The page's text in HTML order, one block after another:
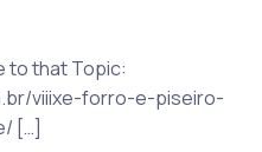
to that Topic:
viiixe-forro-e-piseiro-
[…]